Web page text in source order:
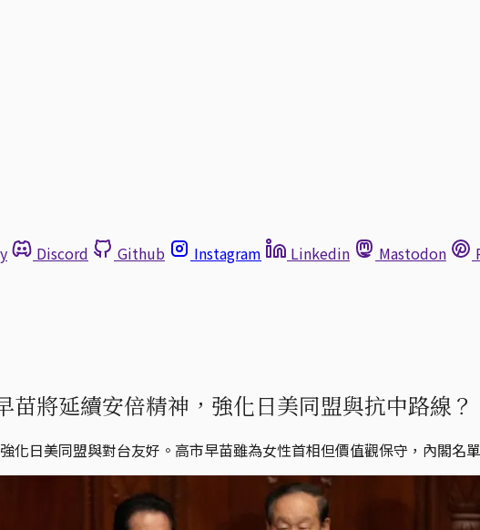
Discord Github Instagram Linkedin Mastodon
苗將延續安倍精神，強化日美同盟與抗中路線
化日美同盟與對台友好。高市早苗雖為女性首相但價值觀保守，內閣名